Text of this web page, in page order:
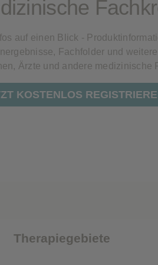
auf einen Blick -
Fachfolder und
Ärzte und andere medizinische
KOSTENLOS
Therapiegebiete
werden dann nicht funktionieren.
Analyse-Cookies
Werbe-Cookies